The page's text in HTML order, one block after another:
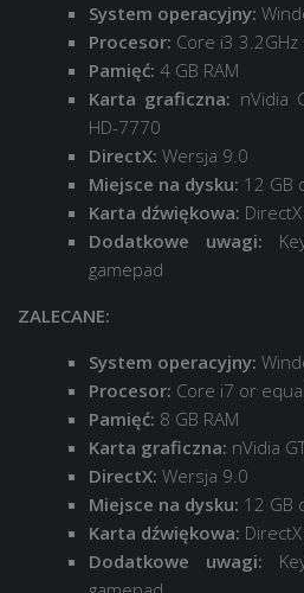
System operacyjny:
Procesor: Core i3
Pamięć: 4 GB RAM
Karta graficzna: nVidia
HD-7770
DirectX: Wersja 9.0
Miejsce na dysku: 12 GB
Karta dźwiękowa:
Dodatkowe uwagi:
gamepad
ZALECANE:
System operacyjny:
Procesor: Core i7 or equal
Pamięć: 8 GB RAM
Karta graficzna: nVidia
DirectX: Wersja 9.0
Miejsce na dysku: 12 GB
Karta dźwiękowa:
Dodatkowe uwagi: